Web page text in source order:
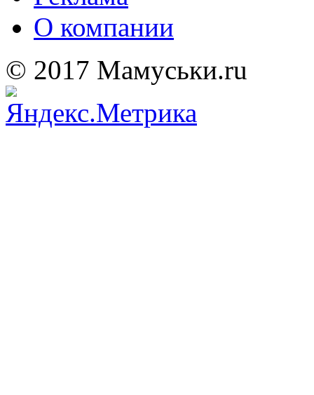
О компании
© 2017 Мамуськи.ru